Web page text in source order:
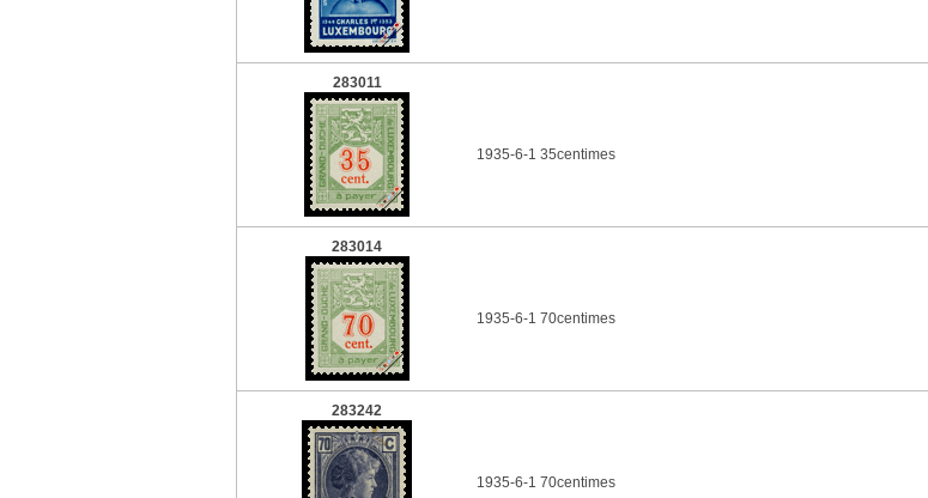
283011
1935-6-1 35centimes
283014
1935-6-1 70centimes
283242
1935-6-1 70centimes